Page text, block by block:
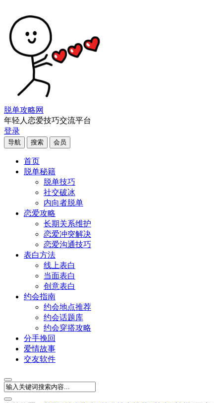
脱单攻略网
年轻人恋爱技巧交流平台
登录
导航 搜索 会员
首页
脱单秘籍
脱单技巧
社交破冰
内向者脱单
恋爱攻略
长期关系维护
恋爱冲突解决
恋爱沟通技巧
表白方法
线上表白
当面表白
创意表白
约会指南
约会地点推荐
约会话题库
约会穿搭攻略
分手挽回
爱情故事
交友软件